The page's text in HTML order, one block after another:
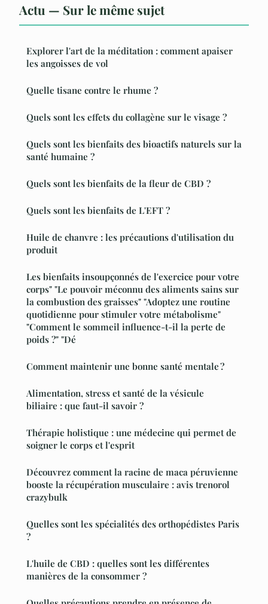
Actu — Sur le même sujet
Explorer l'art de la méditation : comment apaiser
les angoisses de vol
Quelle tisane contre le rhume ?
Quels sont les effets du collagène sur le visage ?
Quels sont les bienfaits des bioactifs naturels sur la
santé humaine ?
Quels sont les bienfaits de la fleur de CBD ?
Quels sont les bienfaits de L'EFT ?
Huile de chanvre : les précautions d'utilisation du
produit
Les bienfaits insoupçonnés de l'exercice pour votre
corps" "Le pouvoir méconnu des aliments sains sur
la combustion des graisses" "Adoptez une routine
quotidienne pour stimuler votre métabolisme"
"Comment le sommeil influence-t-il la perte de
poids ?" "Dé
Comment maintenir une bonne santé mentale ?
Alimentation, stress et santé de la vésicule
biliaire : que faut-il savoir ?
Thérapie holistique : une médecine qui permet de
soigner le corps et l'esprit
Découvrez comment la racine de maca péruvienne
booste la récupération musculaire : avis trenorol
crazybulk
Quelles sont les spécialités des orthopédistes Paris
?
L'huile de CBD : quelles sont les différentes
manières de la consommer ?